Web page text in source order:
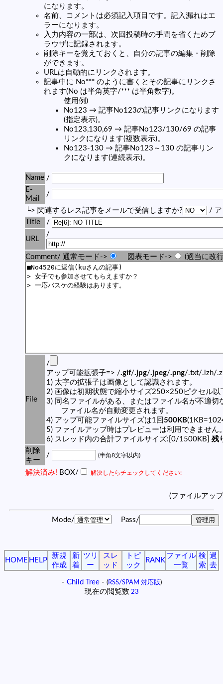
になります。
名前、コメントは必須記入項目です。記入漏れはエ
ラーになります。
入力内容の一部は、次回投稿時の手間を省くためブ
ラウザに記録されます。
削除キーを覚えておくと、自分の記事の編集・削除
ができます。
URLは自動的にリンクされます。
記事中に No*** のように書くとその記事にリンクさ
れます(No は半角英字/*** は半角数字)。
使用例)
No123 → 記事No123の記事リンクになります
(指定表示)。
No123,130,69 → 記事No123/130/69 の記事
リンクになります(複数表示)。
No123-130 → 記事No123～130 の記事リン
クになります(連続表示)。
Name /
E-
Mail
/
└> 関連するレス記事をメールで受信しますか?
/ ア
Title
/
URL
/
Comment/ 通常モード-> 図表モード-> (適当に改
File
/
アップ可能拡張子=> /.gif/.jpg/.jpeg/.png/.txt/.lzh/
1) 太字の拡張子は画像として認識されます。
2) 画像は初期状態で縮小サイズ250×250ピクセル以
3) 同名ファイルがある、またはファイル名が不適切
ファイル名が自動変更されます。
4) アップ可能ファイルサイズは1回500KB
5) ファイルアップ時はプレビューは利用できません
6) スレッド内の合計ファイルサイズ:[0/1500KB] 残
削除
キー
/ (半角8文字以内)
解決済み! BOX/ 解決したらチェックしてください!
(ファイルアッ
Mode/ Pass/
HOME HELP
新規
作成
新
着
ツリ
ー
スレ
ッド
トピ
ック
RANK
ファイル
一覧
検
索
過
去
- Child Tree- (RSS/SPAM 対応版)
現在の閲覧数 23